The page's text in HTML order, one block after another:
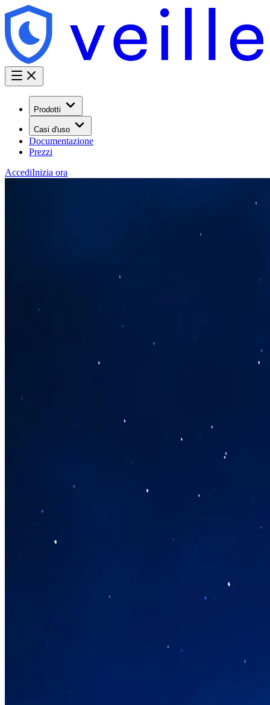
Prodotti
Casi d'uso
Documentazione
Prezzi
AccediInizia ora